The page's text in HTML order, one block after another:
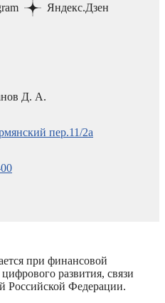
Яндекс.Дзен
Д. А.
пер.11/2а
при финансовой
развития, связи
Российской Федерации.